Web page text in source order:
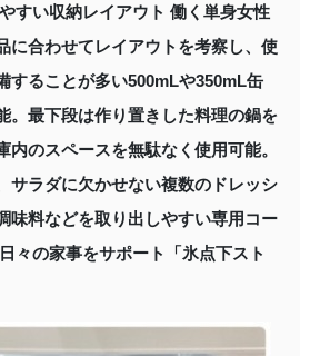
すい収納レイアウト 働く単身女性
に合わせてレイアウトを考察し、使
することが多い500mLや350mL缶
。最下段は作り置きした料理の鍋を
内のスペースを無駄なく使用可能。
サラダに欠かせない複数のドレッシ
味料などを取り出しやすい専用コー
々の家事をサポート「氷点下スト